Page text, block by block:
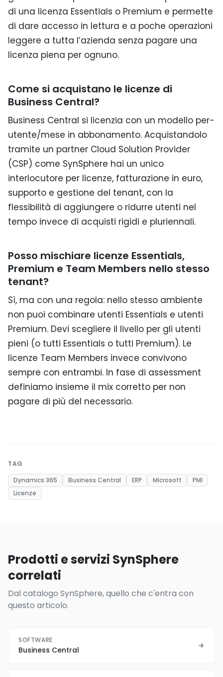
di una licenza Essentials o Premium e permette
di dare accesso in lettura e a poche operazioni
leggere a tutta l’azienda senza pagare una
licenza piena per ognuno.
Come si acquistano le licenze di
Business Central?
Business Central si licenzia con un modello per-
utente/mese in abbonamento. Acquistandolo
tramite un partner Cloud Solution Provider
(CSP) come SynSphere hai un unico
interlocutore per licenze, fatturazione in euro,
supporto e gestione del tenant, con la
flessibilità di aggiungere o ridurre utenti nel
tempo invece di acquisti rigidi e pluriennali.
Posso mischiare licenze Essentials,
Premium e Team Members nello stesso
tenant?
Sì, ma con una regola: nello stesso ambiente
non puoi combinare utenti Essentials e utenti
Premium. Devi scegliere il livello per gli utenti
pieni (o tutti Essentials o tutti Premium). Le
licenze Team Members invece convivono
sempre con entrambi. In fase di assessment
definiamo insieme il mix corretto per non
pagare di più del necessario.
TAG
Dynamics 365
Business Central ERP Microsoft
PMI
Licenze
Prodotti e servizi SynSphere
correlati
Dal catalogo SynSphere, quello che c'entra con
questo articolo.
SOFTWARE
Business Central